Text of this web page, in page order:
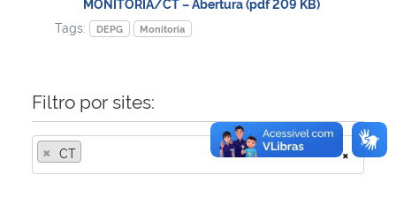
Tags:
DEPG Monitoria
Filtro por sites:
×
× CT